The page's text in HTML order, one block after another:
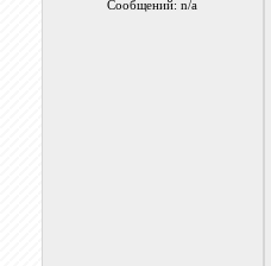
Сообщений: n/a